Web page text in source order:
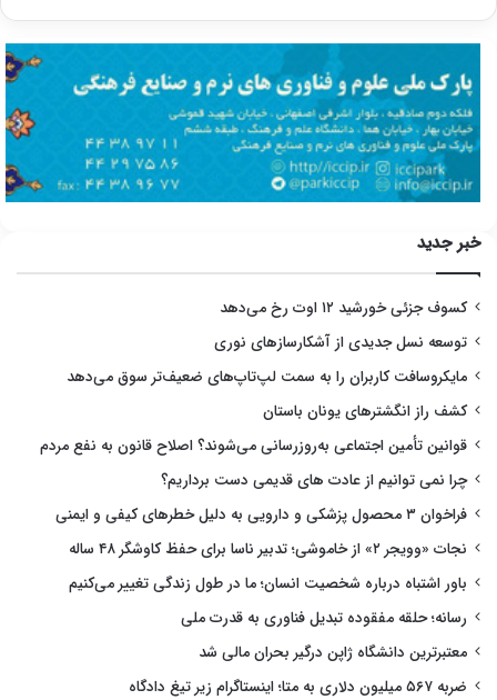
خبر جدید
کسوف جزئی خورشید ۱۲ اوت رخ می‌دهد
توسعه نسل جدیدی از آشکارسازهای نوری
مایکروسافت کاربران را به سمت لپ‌تاپ‌های ضعیف‌تر سوق می‌دهد
کشف راز انگشترهای یونان باستان
قوانین تأمین اجتماعی به‌روزرسانی می‌شوند؟ اصلاح قانون به نفع مردم
چرا نمی توانیم از عادت های قدیمی دست برداریم؟
فراخوان ۳ محصول پزشکی و دارویی به دلیل خطرهای کیفی و ایمنی
نجات «وویجر ۲» از خاموشی؛ تدبیر ناسا برای حفظ کاوشگر ۴۸ ساله
باور اشتباه درباره شخصیت انسان؛ ما در طول زندگی تغییر می‌کنیم
رسانه؛ حلقه مفقوده تبدیل فناوری به قدرت ملی
معتبرترین دانشگاه ژاپن درگیر بحران مالی شد
ضربه ۵۶۷ میلیون دلاری به متا؛ اینستاگرام زیر تیغ دادگاه